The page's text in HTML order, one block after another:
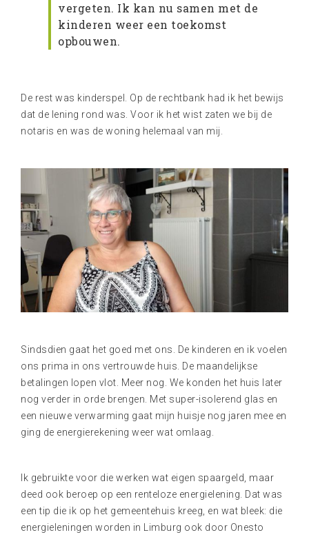
vergeten. Ik kan nu samen met de
kinderen weer een toekomst
opbouwen.
De rest was kinderspel. Op de rechtbank had ik het bewijs
dat de lening rond was. Voor ik het wist zaten we bij de
notaris en was de woning helemaal van mij.
Sindsdien gaat het goed met ons. De kinderen en ik voelen
ons prima in ons vertrouwde huis. De maandelijkse
betalingen lopen vlot. Meer nog. We konden het huis later
nog verder in orde brengen. Met super-isolerend glas en
een nieuwe verwarming gaat mijn huisje nog jaren mee en
ging de energierekening weer wat omlaag.
Ik gebruikte voor die werken wat eigen spaargeld, maar
deed ook beroep op een renteloze energielening. Dat was
een tip die ik op het gemeentehuis kreeg, en wat bleek: die
energieleningen worden in Limburg ook door Onesto